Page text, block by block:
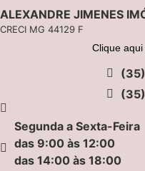
ALEXANDRE JIMENES
CRECI MG 44129 F
Clique
Segunda a Sexta-Feira
das 9:00 às 12:00
das 14:00 às 18:00